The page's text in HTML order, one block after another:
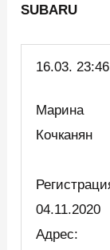
SUBARU
16.03. 23:46
Марина
Кочканян
04.11.2020
Адрес: